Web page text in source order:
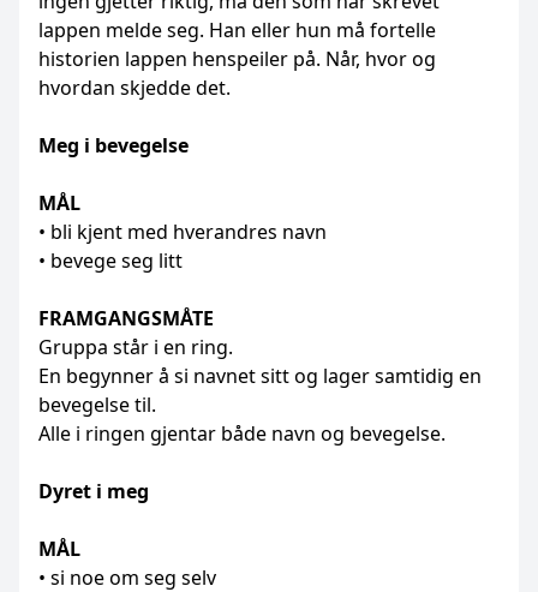
lappen melde seg. Han eller hun må fortelle
historien lappen henspeiler på. Når, hvor og
hvordan skjedde det.
Meg i bevegelse
MÅL
• bli kjent med hverandres navn
• bevege seg litt
FRAMGANGSMÅTE
Gruppa står i en ring.
En begynner å si navnet sitt og lager samtidig en
bevegelse til.
Alle i ringen gjentar både navn og bevegelse.
Dyret i meg
MÅL
• si noe om seg selv